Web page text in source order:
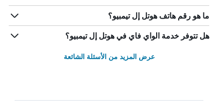
ما هو رقم هاتف هوتل إل تيمبيو؟
هل تتوفر خدمة الواي فاي في هوتل إل تيمبيو؟
عرض المزيد من الأسئلة الشائعة